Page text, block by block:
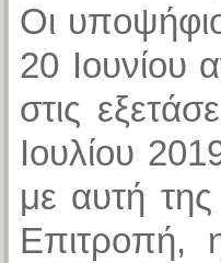
Οι
20 Ιουνίου
στις
Ιουλίου
με αυτή
Επιτροπή,